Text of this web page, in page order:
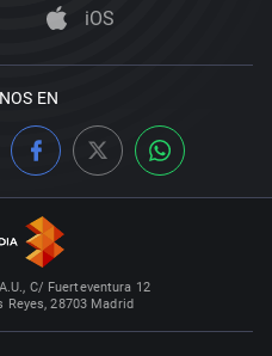
iOS
EN
C/ Fuerteventura 12
Reyes, 28703 Madrid